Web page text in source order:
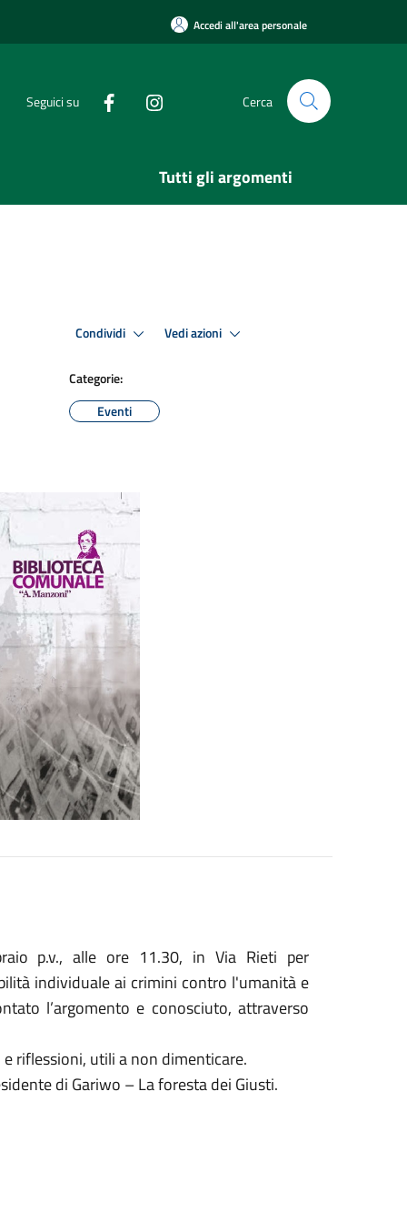
Accedi all'area personale
Seguici su Cerca
Tutti gli argomenti
Condividi Vedi azioni
Categorie:
Eventi
p.v., alle ore 11.30, in Via Rieti per
individuale ai crimini contro l'umanità e
l’argomento e conosciuto, attraverso
riflessioni, utili a non dimenticare.
di Gariwo – La foresta dei Giusti.